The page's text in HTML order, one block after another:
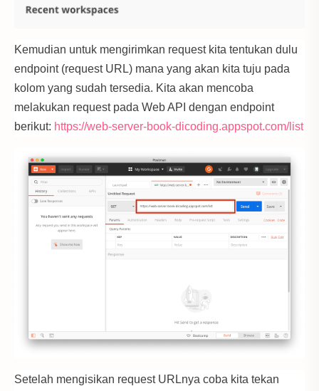
Kemudian untuk mengirimkan request kita tentukan dulu
endpoint (request URL) mana yang akan kita tuju pada
kolom yang sudah tersedia. Kita akan mencoba
melakukan request pada Web API dengan endpoint
berikut: https://web-server-book-dicoding.appspot.com/list
Setelah mengisikan request URLnya coba kita tekan